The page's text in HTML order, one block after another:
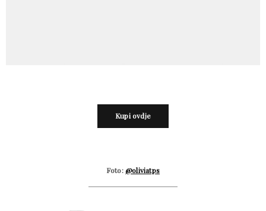
Kupi ovdje
Foto:@oliviatps